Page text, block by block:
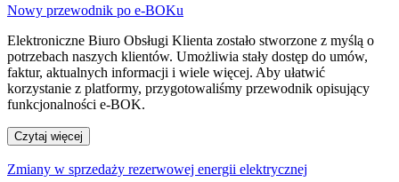
Nowy przewodnik po e-BOKu
Elektroniczne Biuro Obsługi Klienta zostało stworzone z myślą o
potrzebach naszych klientów. Umożliwia stały dostęp do umów,
faktur, aktualnych informacji i wiele więcej. Aby ułatwić
korzystanie z platformy, przygotowaliśmy przewodnik opisujący
funkcjonalności e-BOK.
Czytaj więcej
Zmiany w sprzedaży rezerwowej energii elektrycznej